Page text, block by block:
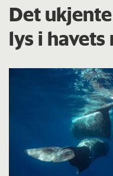
Det
lys i havets